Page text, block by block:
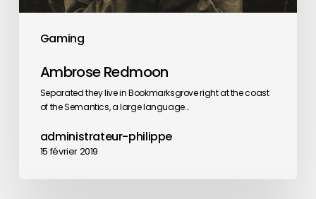
Gaming
Ambrose Redmoon
Separated they live in Bookmarksgrove right at the coast
of the Semantics, a large language…
administrateur-philippe
15 février 2019